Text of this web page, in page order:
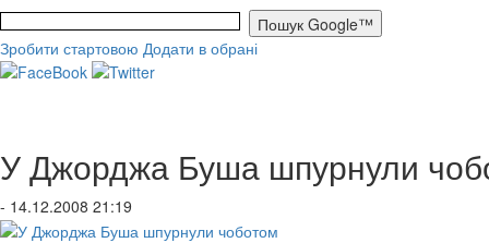
Зробити стартовою Додати в обрані
У Джорджа Буша шпурнули
- 14.12.2008 21:19